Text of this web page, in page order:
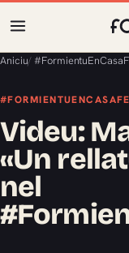
Aniciu/
Videu:
«Un
nel